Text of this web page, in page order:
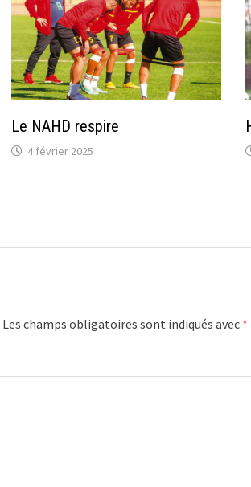
Le NAHD respire
4 février 2025
Les champs obligatoires sont indiqués avec *